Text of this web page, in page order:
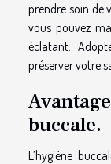
prendre soin de
vous pouvez
éclatant.
préserver votre
buccale.
L’hygiène